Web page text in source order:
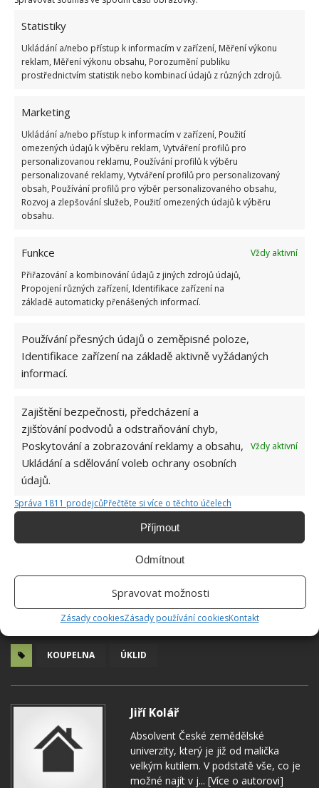
Statistiky
Ukládání a/nebo přístup k informacím v zařízení, Měření výkonu
reklam, Měření výkonu obsahu, Porozumění publiku
prostřednictvím statistik nebo kombinací údajů z různých zdrojů.
Marketing
Ukládání a/nebo přístup k informacím v zařízení, Použití
omezených údajů k výběru reklam, Vytváření profilů pro
personalizovanou reklamu, Používání profilů k výběru
personalizované reklamy, Vytváření profilů pro personalizovaný
obsah, Používání profilů pro výběr personalizovaného obsahu,
Rozvoj a zlepšování služeb, Použití omezených údajů k výběru
obsahu.
Funkce
Vždy aktivní
Přiřazování a kombinování údajů z jiných zdrojů údajů,
Propojení různých zařízení, Identifikace zařízení na
základě automaticky přenášených informací.
Používání přesných údajů o zeměpisné poloze,
Identifikace zařízení na základě aktivně vyžádaných
informací.
Zajištění bezpečnosti, předcházení a
zjišťování podvodů a odstraňování chyb,
Poskytování a zobrazování reklamy a obsahu,
Ukládání a sdělování voleb ochrany osobních
údajů.
Vždy aktivní
Správa 1811 prodejcůPřečtěte si více o těchto účelech
Příjmout
Odmítnout
Spravovat možnosti
Zásady cookiesZásady používání cookiesKontakt
aplikaci vždy nechte otevřené okno.
Zdroj: Elena Matveeva / YouTube
KOUPELNA ÚKLID
Jiří Kolář
Absolvent České zemědělské
univerzity, který je již od malička
velkým kutilem. V podstatě vše, co je
možné najít v j... [Více o autorovi]